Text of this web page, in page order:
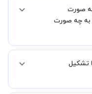
صورت
به چه صورت
و یا آشنایان خود به
در این حالت، به ازای هر
تشکیل